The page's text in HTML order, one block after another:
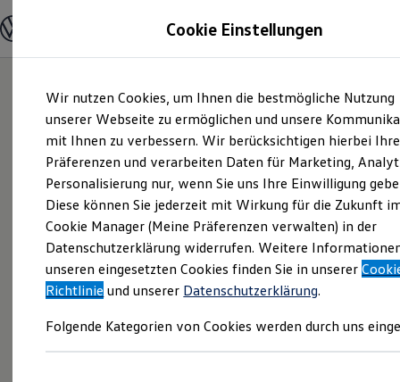
Hauptinhalt
springen
Footer
springen
Modelle und Konfigurator
Modelle vergleichen
Elektroautos
ENERGY Sondermodelle
Nutzfahrzeuge
SUV und CUV
Familienautos
Kombis
Kompaktwagen
Sportwagen
Schnell verfügbare Fahrzeuge
Angebote und Produkte
Aktuelle Angebote
E-Auto-Förderung
Volkswagen Marktplatz
Junge Gebrauchtwagen und Gebrauchtwagen
Cookie Einstellungen
Wir nutzen Cookies, um Ihnen die bestmögliche Nutzung
unserer Webseite zu ermöglichen und unsere
mit Ihnen zu verbessern. Wir berücksichtigen hierbei Ihre
Präferenzen und verarbeiten Daten für Marketing,
Personalisierung nur, wenn Sie uns Ihre Einwilligung
Diese können Sie jederzeit mit Wirkung für die Zukunft
Cookie Manager (Meine Präferenzen verwalten) in der
Datenschutzerklärung widerrufen. Weitere
unseren eingesetzten Cookies finden Sie in unserer
Richtlinie und unserer Datenschutzerklärung.
Folgende Kategorien von Cookies werden durch uns